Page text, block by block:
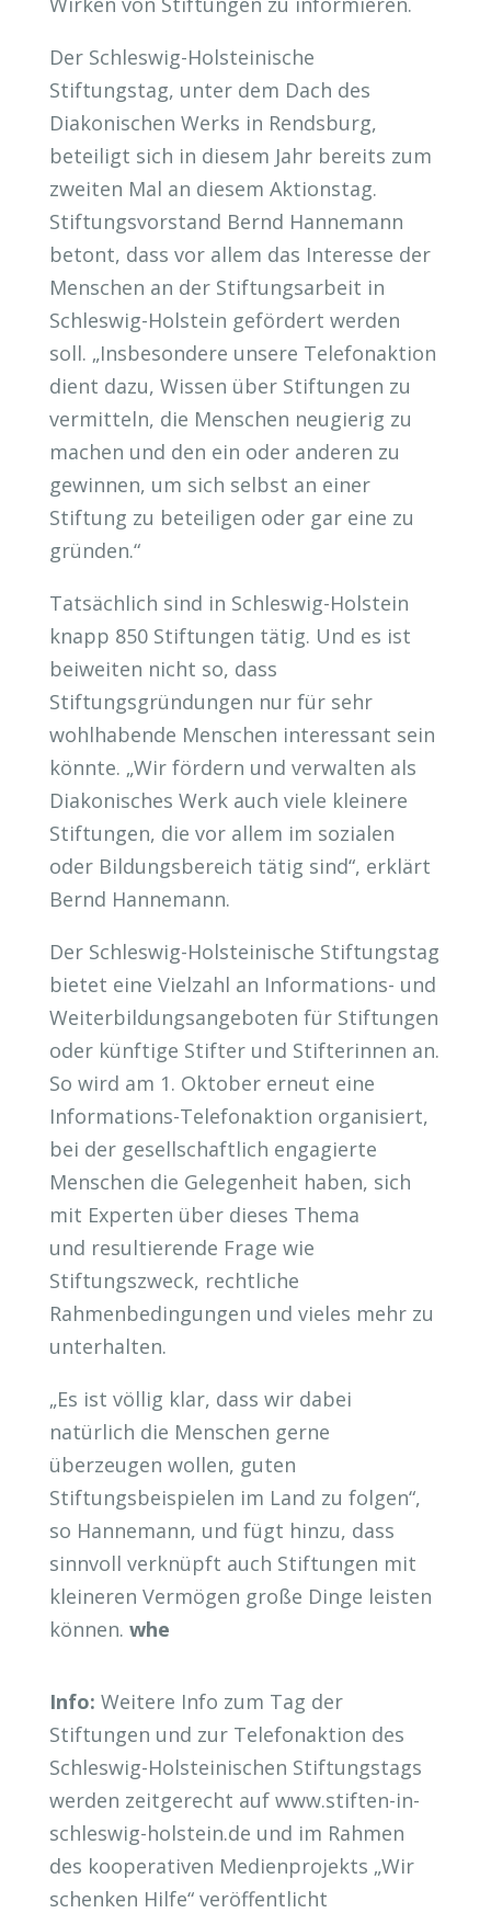
Der Schleswig-Holsteinische
Stiftungstag, unter dem Dach des
Diakonischen Werks in Rendsburg,
beteiligt sich in diesem Jahr bereits zum
zweiten Mal an diesem Aktionstag.
Stiftungsvorstand Bernd Hannemann
betont, dass vor allem das Interesse der
Menschen an der Stiftungsarbeit in
Schleswig-Holstein gefördert werden
soll. „Insbesondere unsere Telefonaktion
dient dazu, Wissen über Stiftungen zu
vermitteln, die Menschen neugierig zu
machen und den ein oder anderen zu
gewinnen, um sich selbst an einer
Stiftung zu beteiligen oder gar eine zu
gründen.“
Tatsächlich sind in Schleswig-Holstein
knapp 850 Stiftungen tätig. Und es ist
beiweiten nicht so, dass
Stiftungsgründungen nur für sehr
wohlhabende Menschen interessant sein
könnte. „Wir fördern und verwalten als
Diakonisches Werk auch viele kleinere
Stiftungen, die vor allem im sozialen
oder Bildungsbereich tätig sind“, erklärt
Bernd Hannemann.
Der Schleswig-Holsteinische Stiftungstag
bietet eine Vielzahl an Informations- und
Weiterbildungsangeboten für Stiftungen
oder künftige Stifter und Stifterinnen an.
So wird am 1. Oktober erneut eine
Informations-Telefonaktion organisiert,
bei der gesellschaftlich engagierte
Menschen die Gelegenheit haben, sich
mit Experten über dieses Thema
und resultierende Frage wie
Stiftungszweck, rechtliche
Rahmenbedingungen und vieles mehr zu
unterhalten.
„Es ist völlig klar, dass wir dabei
natürlich die Menschen gerne
überzeugen wollen, guten
Stiftungsbeispielen im Land zu folgen“,
so Hannemann, und fügt hinzu, dass
sinnvoll verknüpft auch Stiftungen mit
kleineren Vermögen große Dinge leisten
können. whe
Info: Weitere Info zum Tag der
Stiftungen und zur Telefonaktion des
Schleswig-Holsteinischen Stiftungstags
werden zeitgerecht auf www.stiften-in-
schleswig-holstein.de und im Rahmen
des kooperativen Medienprojekts „Wir
schenken Hilfe“ veröffentlicht